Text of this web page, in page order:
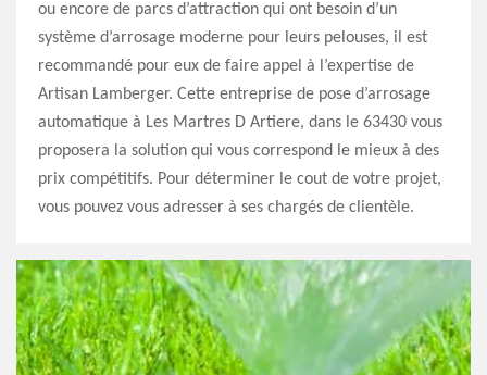
ou encore de parcs d’attraction qui ont besoin d’un
système d’arrosage moderne pour leurs pelouses, il est
recommandé pour eux de faire appel à l’expertise de
Artisan Lamberger. Cette entreprise de pose d’arrosage
automatique à Les Martres D Artiere, dans le 63430 vous
proposera la solution qui vous correspond le mieux à des
prix compétitifs. Pour déterminer le cout de votre projet,
vous pouvez vous adresser à ses chargés de clientèle.